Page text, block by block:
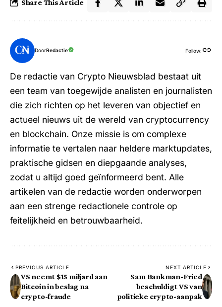
Share This Article
DoorRedactie Follow:
De redactie van Crypto Nieuwsblad bestaat uit
een team van toegewijde analisten en journalisten
die zich richten op het leveren van objectief en
actueel nieuws uit de wereld van cryptocurrency
en blockchain. Onze missie is om complexe
informatie te vertalen naar heldere marktupdates,
praktische gidsen en diepgaande analyses,
zodat u altijd goed geïnformeerd bent. Alle
artikelen van de redactie worden onderworpen
aan een strenge redactionele controle op
feitelijkheid en betrouwbaarheid.
PREVIOUS ARTICLE
VS neemt $15 miljard aan
Bitcoin in beslag na
crypto-fraude
NEXT ARTICLE
Sam Bankman-Fried
beschuldigt VS van
politieke crypto-aanpak